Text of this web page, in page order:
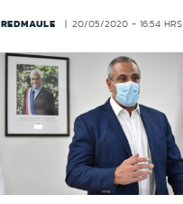
REDMAULE 20/05/2020 - 16:54 HRS